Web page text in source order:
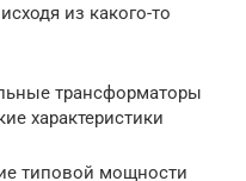
из какого-то
трансформаторы
характеристики
типовой мощности